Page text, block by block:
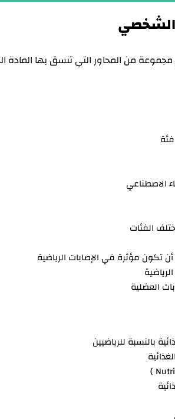
الشخصي
من المحاور التي تنسق بها المادة
الفئات
تكون مؤثرة في الإصابات الرياضية
العضلية
بالنسبة للرياضيين